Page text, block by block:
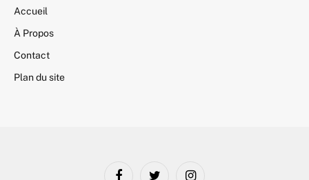
Accueil
À Propos
Contact
Plan du site